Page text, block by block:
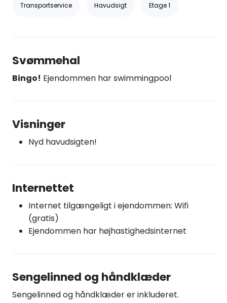
Transportservice Havudsigt Etage 1
Svømmehal
Bingo! Ejendommen har swimmingpool
Visninger
Nyd havudsigten!
Internettet
Internet tilgængeligt i ejendommen: Wifi
(gratis)
Ejendommen har højhastighedsinternet
Sengelinned og håndklæder
Sengelinned og håndklæder er inkluderet.